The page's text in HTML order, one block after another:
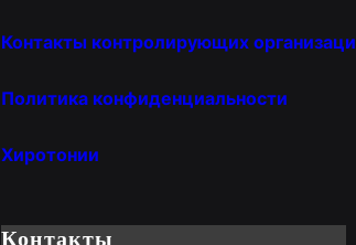
Контакты контролирующих организаци
Политика конфиденциальности
Хиротонии
Контакты